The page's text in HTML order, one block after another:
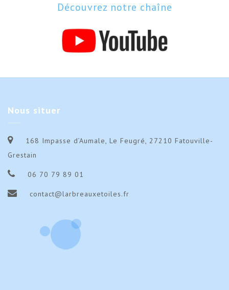
Découvrez notre chaîne
Nous situer
168 Impasse d’Aumale, Le Feugré, 27210 Fatouville-
Grestain
06 70 79 89 01
contact@larbreauxetoiles.fr